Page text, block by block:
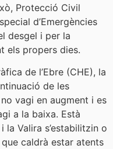
Protecció Civil
d’Emergències
desgel i per la
els propers dies.
de l’Ebre (CHE), la
de les
vagi en augment i es
a la baixa. Està
la Valira s’estabilitzin o
caldrà estar atents